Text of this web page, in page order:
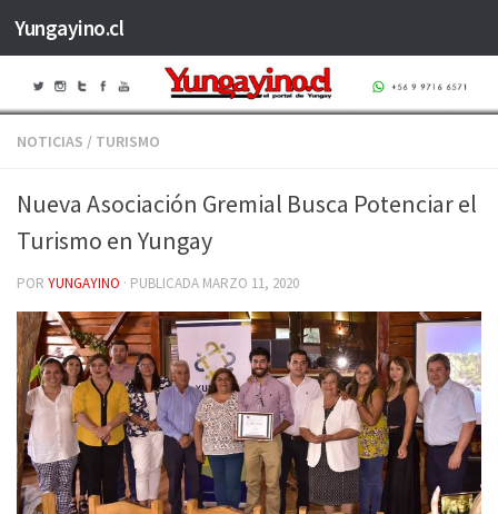
Saltar al contenido
Yungayino.cl
NOTICIAS / TURISMO
Nueva Asociación Gremial Busca Potenciar el
Turismo en Yungay
POR YUNGAYINO · PUBLICADA MARZO 11, 2020